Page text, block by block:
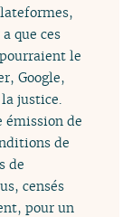
que ces
le
Google,
justice.
émission de
de
de
censés
pour un